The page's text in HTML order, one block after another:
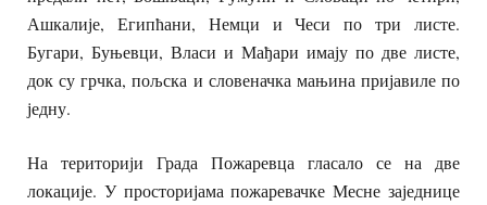
Ашкалије, Египћани, Немци и Чеси по три листе.
Бугари, Буњевци, Власи и Мађари имају по две листе,
док су грчка, пољска и словеначка мањина пријавиле по
једну.
На територији Града Пожаревца гласало се на две
локације. У просторијама пожаревачке Месне заједнице